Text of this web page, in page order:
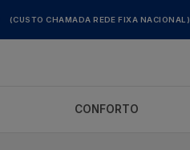
(CUSTO CHAMADA REDE FIXA NACIONAL)
CONFORTO